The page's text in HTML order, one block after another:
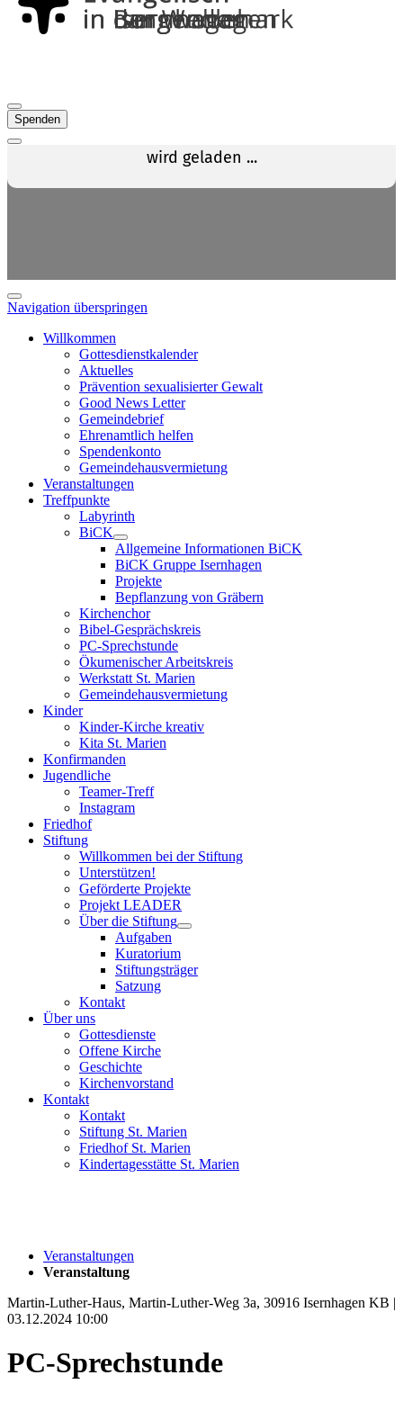
Spenden
Navigation überspringen
Willkommen
Gottesdienstkalender
Aktuelles
Prävention sexualisierter Gewalt
Good News Letter
Gemeindebrief
Ehrenamtlich helfen
Spendenkonto
Gemeindehausvermietung
Veranstaltungen
Treffpunkte
Labyrinth
BiCK
Allgemeine Informationen BiCK
BiCK Gruppe Isernhagen
Projekte
Bepflanzung von Gräbern
Kirchenchor
Bibel-Gesprächskreis
PC-Sprechstunde
Ökumenischer Arbeitskreis
Werkstatt St. Marien
Gemeindehausvermietung
Kinder
Kinder-Kirche kreativ
Kita St. Marien
Konfirmanden
Jugendliche
Teamer-Treff
Instagram
Friedhof
Stiftung
Willkommen bei der Stiftung
Unterstützen!
Geförderte Projekte
Projekt LEADER
Über die Stiftung
Aufgaben
Kuratorium
Stiftungsträger
Satzung
Kontakt
Über uns
Gottesdienste
Offene Kirche
Geschichte
Kirchenvorstand
Kontakt
Kontakt
Stiftung St. Marien
Friedhof St. Marien
Kindertagesstätte St. Marien
Veranstaltungen
Veranstaltung
Martin-Luther-Haus, Martin-Luther-Weg 3a, 30916 Isernhagen KB |
03.12.2024 10:00
PC-Sprechstunde